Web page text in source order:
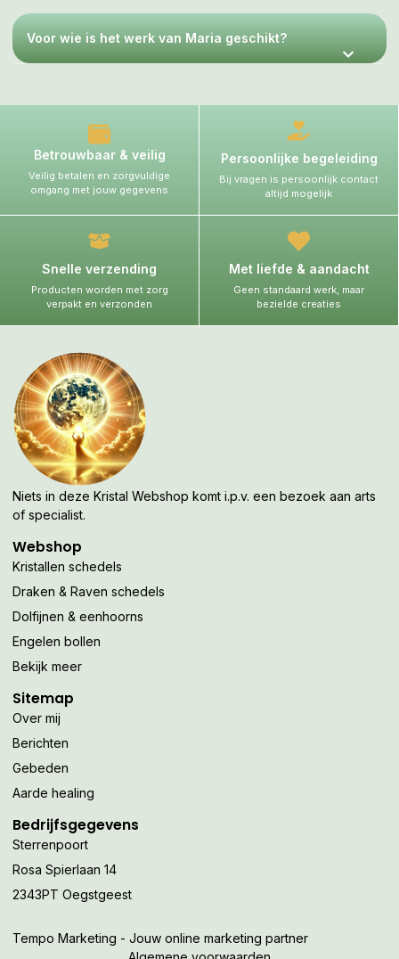
Voor wie is het werk van Maria geschikt?
Betrouwbaar & veilig
Veilig betalen en zorgvuldige
omgang met jouw gegevens
Persoonlijke begeleiding
Bij vragen is persoonlijk contact
altijd mogelijk
Snelle verzending
Producten worden met zorg
verpakt en verzonden
Met liefde & aandacht
Geen standaard werk, maar
bezielde creaties
Niets in deze Kristal Webshop komt i.p.v. een bezoek aan arts
of specialist.
Webshop
Kristallen schedels
Draken & Raven schedels
Dolfijnen & eenhoorns
Engelen bollen
Bekijk meer
Sitemap
Over mij
Berichten
Gebeden
Aarde healing
Bedrijfsgegevens
Sterrenpoort
Rosa Spierlaan 14
2343PT Oegstgeest
Tempo Marketing - Jouw online marketing partner